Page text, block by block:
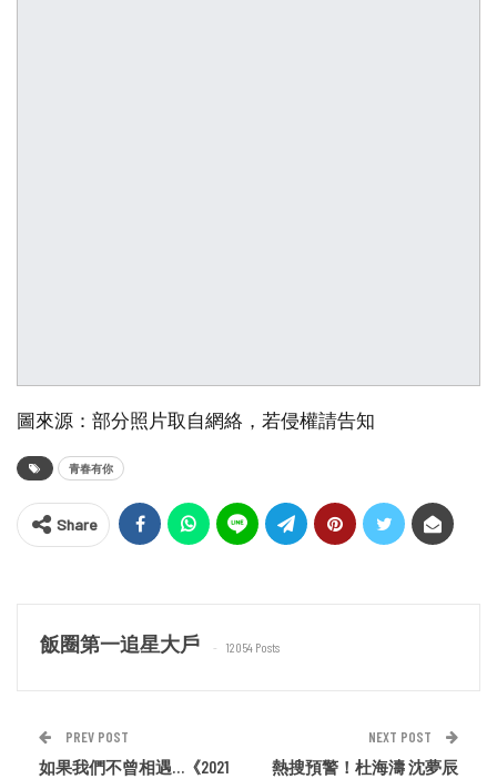
圖來源：部分照片取自網絡，若侵權請告知
青春有你
Share
飯圈第一追星大戶 12054 Posts
PREV POST
如果我們不曾相遇…《2021
NEXT POST
熱搜預警！杜海濤 沈夢辰